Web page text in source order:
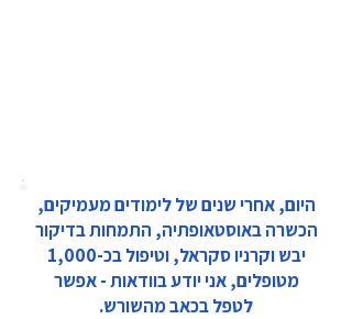
היום, אחרי שנים של לימודים מעמיקים,
הכשרה באוסטאופתיה, התמחות בדיקור
יבש וקרניו סקראל, וטיפול בכ-1,000
מטופלים, אני יודע בוודאות - אפשר
לטפל בכאב מהשורש.